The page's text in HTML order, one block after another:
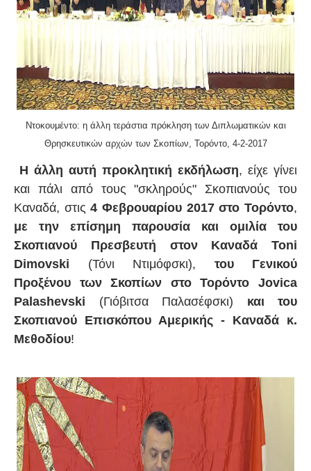
Ντοκουμέντο: η άλλη τεράστια πρόκληση των Διπλωματικών και
Θρησκευτικών αρχών των Σκοπίων, Τορόντο, 4-2-2017
Η άλλη αυτή προκλητική εκδήλωση, είχε γίνει
και πάλι από τους "σκληρούς" Σκοπιανούς του
Καναδά, στις4 Φεβρουαρίου 2017 στο Τορόντο,
με την επίσημη παρουσία και ομιλία του
Σκοπιανού Πρεσβευτή στον Καναδά Toni
Dimovski (Τόνι Ντιμόφσκι), του Γενικού
Προξένου των Σκοπίων στο Τορόντο Jovica
Palashevski (Γιόβιτσα Παλασέφσκι) και του
Σκοπιανού Επισκόπου Αμερικής - Καναδά κ.
Μεθοδίου!